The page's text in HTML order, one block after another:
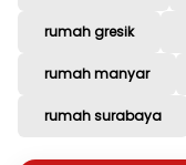
rumah gresik
rumah manyar
rumah surabaya